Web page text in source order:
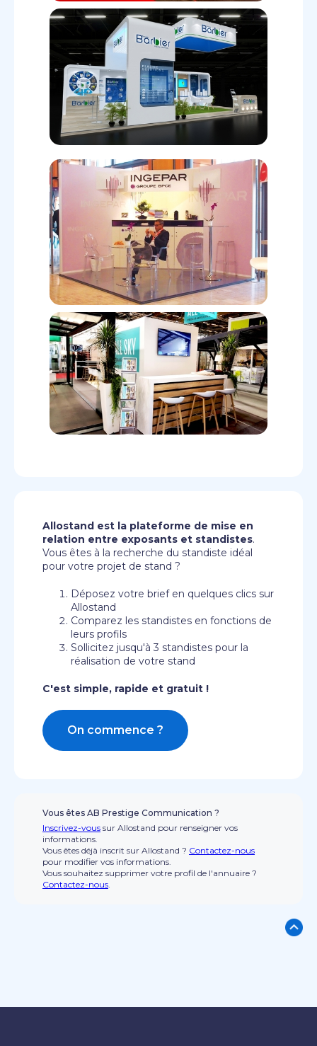
Allostand est la plateforme de mise en
relation entre exposants et standistes.
Vous êtes à la recherche du standiste idéal
pour votre projet de stand ?
Déposez votre brief en quelques clics sur
Allostand
Comparez les standistes en fonctions de
leurs profils
Sollicitez jusqu'à 3 standistes pour la
réalisation de votre stand
C'est simple, rapide et gratuit !
On commence ?
Vous êtes AB Prestige Communication ?
Inscrivez-vous sur Allostand pour renseigner vos
informations.
Vous êtes déjà inscrit sur Allostand ? Contactez-nous
pour modifier vos informations.
Vous souhaitez supprimer votre profil de l'annuaire ?
Contactez-nous.